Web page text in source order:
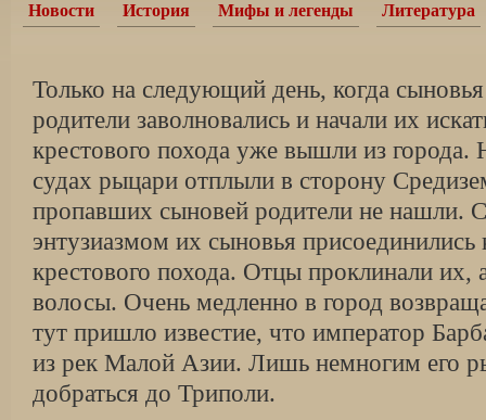
Новости История Мифы и легенды Литература
Только на следующий день, когда
родители заволновались и начали их
крестового похода уже вышли из города.
судах рыцари отплыли в сторону
пропавших сыновей родители не нашли.
энтузиазмом их сыновья присоединились
крестового похода. Отцы проклинали их,
волосы. Очень медленно в город
тут пришло известие, что император
из рек Малой Азии. Лишь немногим его
добраться до Триполи.